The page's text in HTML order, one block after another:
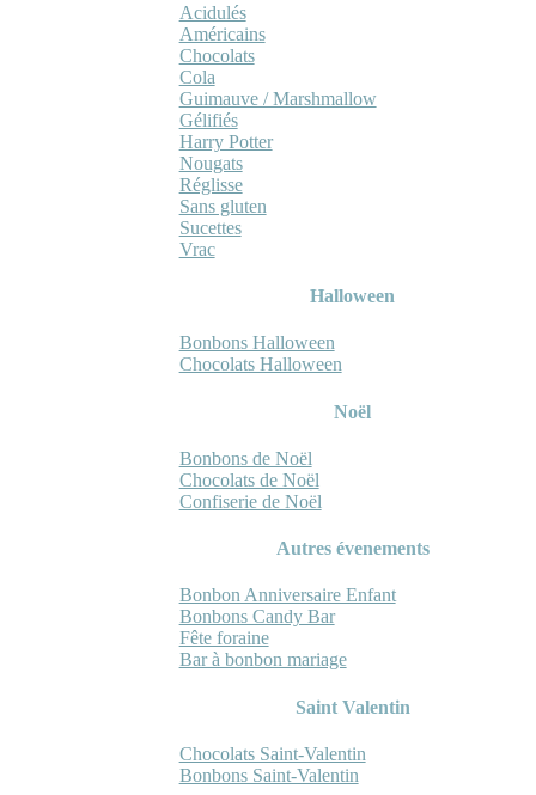
Acidulés
Américains
Chocolats
Cola
Guimauve / Marshmallow
Gélifiés
Harry Potter
Nougats
Réglisse
Sans gluten
Sucettes
Vrac
Halloween
Bonbons Halloween
Chocolats Halloween
Noël
Bonbons de Noël
Chocolats de Noël
Confiserie de Noël
Autres évenements
Bonbon Anniversaire Enfant
Bonbons Candy Bar
Fête foraine
Bar à bonbon mariage
Saint Valentin
Chocolats Saint-Valentin
Bonbons Saint-Valentin